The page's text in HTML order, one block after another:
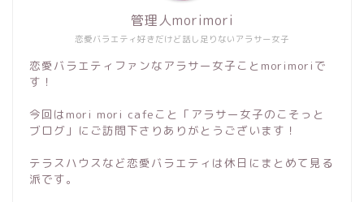
恋愛バラエティ好きだけど話し足りないアラサー女子
管理人morimori
恋愛バラエティファンなアラサー女子ことmorimoriで
す！
今回はmori mori cafeこと「アラサー女子のこそっと
ブログ」にご訪問下さりありがとうございます！
テラスハウスなど恋愛バラエティは休日にまとめて見る
派です。